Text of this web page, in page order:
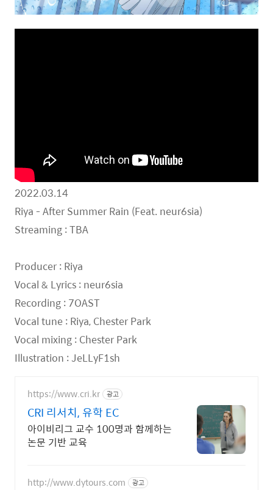
2022.03.14
Riya - After Summer Rain (Feat. neur6sia)
Streaming : TBA
Producer : Riya
Vocal & Lyrics : neur6sia
Recording : 7OAST
Vocal tune : Riya, Chester Park
Vocal mixing : Chester Park
Illustration : JeLLyF1sh
https://www.cri.kr 광고
CRI 리서치, 유학 EC
아이비리그 교수 100명과 함께하는
논문 기반 교육
http://www.dytours.com 광고